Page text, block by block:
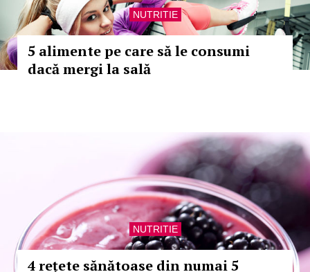
NUTRITIE
5 alimente pe care să le consumi
dacă mergi la sală
NUTRITIE
4 rețete sănătoase din numai 5